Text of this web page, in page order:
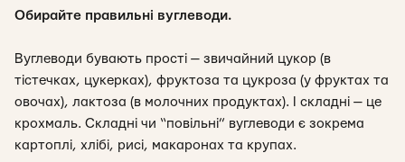
Обирайте правильні вуглеводи.
Вуглеводи бувають прості — звичайний цукор (в
тістечках, цукерках), фруктоза та цукроза (у фруктах та
овочах), лактоза (в молочних продуктах). І складні — це
крохмаль. Складні чи “повільні” вуглеводи є зокрема
картоплі, хлібі, рисі, макаронах та крупах.